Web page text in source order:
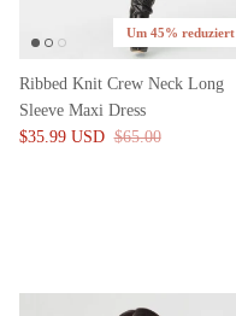
Um 45% reduziert
Ribbed Knit Crew Neck Long
Sleeve Maxi Dress
$35.99 USD $65.00